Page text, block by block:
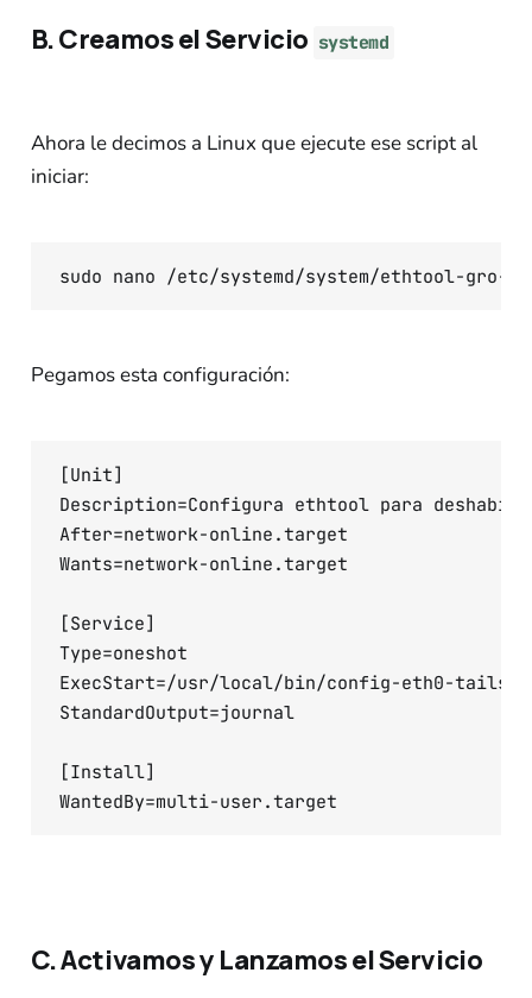
B. Creamos el Servicio systemd
Ahora le decimos a Linux que ejecute ese script al
iniciar:
Pegamos esta configuración:
[Unit]
Description=Configura ethtool para
After=network-online.target
Wants=network-online.target
[Service]
Type=oneshot
ExecStart=/usr/local/bin/config-eth0-
StandardOutput=journal
[Install]
C. Activamos y Lanzamos el Servicio